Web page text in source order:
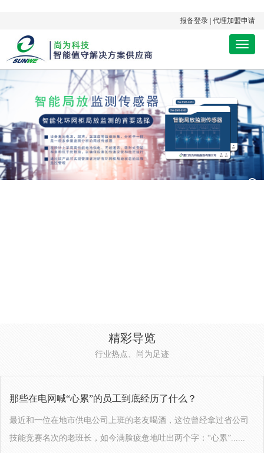
报备登录 代理加盟申请
手
机
导
航
精彩导览
行业热点、尚为足迹
那些在电网喊“心累”的员工到底经历了什么？
最近和一位在地市供电公司上班的老友喝酒，这位曾经拿过省公司
技能竞赛名次的老班长，如今满脸疲惫地吐出两个字：“心累”......